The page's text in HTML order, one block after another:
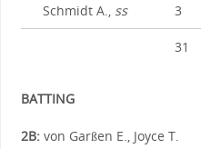
Schmidt A., ss 3
31
BATTING
2B:von Garßen E., Joyce T.